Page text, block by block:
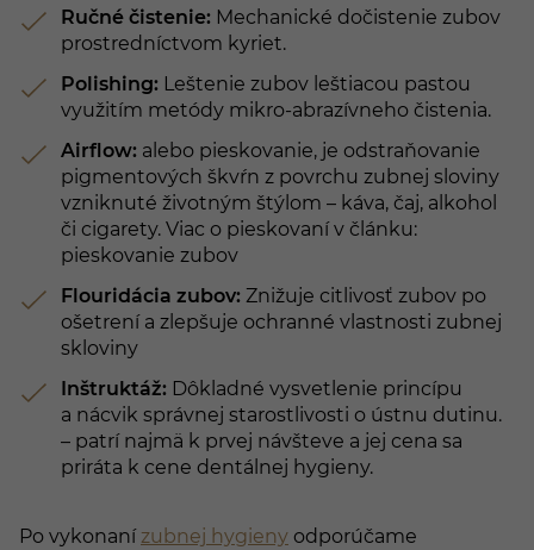
Ručné čistenie: Mechanické dočistenie zubov
prostredníctvom kyriet.
Polishing: Leštenie zubov leštiacou pastou
využitím metódy mikro-abrazívneho čistenia.
Airflow: alebo pieskovanie, je odstraňovanie
pigmentových škvŕn z povrchu zubnej sloviny
vzniknuté životným štýlom – káva, čaj, alkohol
či cigarety. Viac o pieskovaní v článku:
pieskovanie zubov
Flouridácia zubov: Znižuje citlivosť zubov po
ošetrení a zlepšuje ochranné vlastnosti zubnej
skloviny
Inštruktáž: Dôkladné vysvetlenie princípu
a nácvik správnej starostlivosti o ústnu dutinu.
– patrí najmä k prvej návšteve a jej cena sa
priráta k cene dentálnej hygieny.
Po vykonaní zubnej hygieny odporúčame